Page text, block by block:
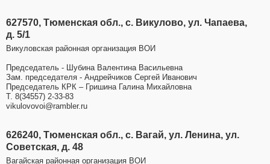
627570, Тюменская обл., с. Викулово, ул. Чапаева,
д. 5/1
Викуловская районная организация ВОИ
Председатель - Шубина Валентина Васильевна
Зам. председателя - Андрейчиков Сергей Иванович
Председатель КРК – Гришина Галина Михайловна
Т. 8(34557) 2-33-83
vikulovovoi@rambler.ru
626240, Тюменская обл., с. Вагай, ул. Ленина, ул.
Советская, д. 48
Вагайская районная организация ВОИ